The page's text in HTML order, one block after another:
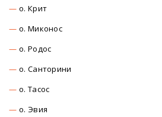
о. Крит
о. Миконос
о. Родос
о. Санторини
о. Тасос
о. Эвия